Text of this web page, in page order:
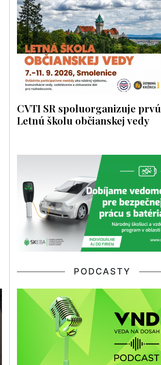
CVTI SR spoluorganizuje prvú
Letnú školu občianskej vedy
PODCASTY